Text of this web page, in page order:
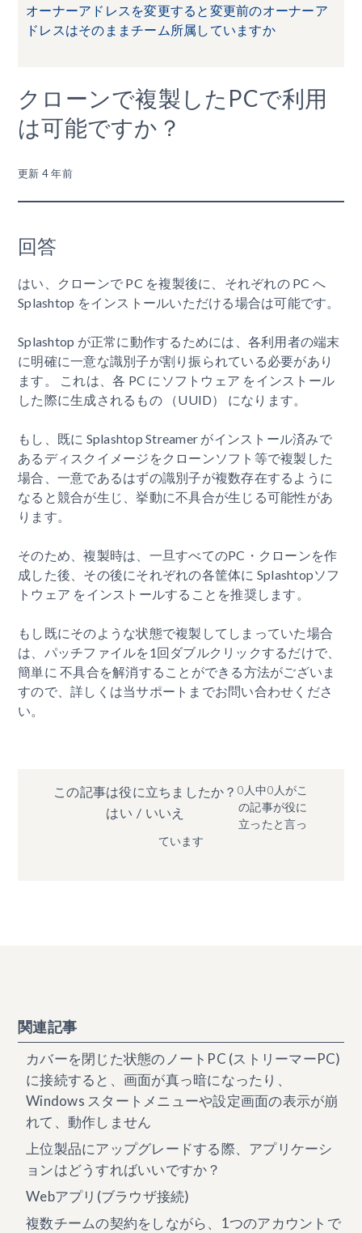
オーナーアドレスを変更すると変更前のオーナーア
ドレスはそのままチーム所属していますか
クローンで複製したPCで利用
は可能ですか？
更新 4 年前
回答
はい、クローンで PC を複製後に、それぞれの PC へ
Splashtop をインストールいただける場合は可能です。
Splashtop が正常に動作するためには、各利用者の端末
に明確に一意な識別子が割り振られている必要があり
ます。 これは、各 PC にソフトウェア をインストール
した際に生成されるもの （UUID） になります。
もし、既に Splashtop Streamer がインストール済みで
あるディスクイメージをクローンソフト等で複製した
場合、一意であるはずの識別子が複数存在するように
なると競合が生じ、挙動に不具合が生じる可能性があ
ります。
そのため、複製時は、一旦すべてのPC・クローンを作
成した後、その後にそれぞれの各筐体に Splashtopソフ
トウェア をインストールすることを推奨します。
もし既にそのような状態で複製してしまっていた場合
は、パッチファイルを1回ダブルクリックするだけで、
簡単に 不具合を解消することができる方法がございま
すので、詳しくは当サポートまでお問い合わせくださ
い。
この記事は役に立ちましたか？
はい / いいえ
0人中0人がこ
の記事が役に
立ったと言っ
ています
関連記事
カバーを閉じた状態のノートPC (ストリーマーPC)
に接続すると、画面が真っ暗になったり、
Windows スタートメニューや設定画面の表示が崩
れて、動作しません
上位製品にアップグレードする際、アプリケーシ
ョンはどうすればいいですか？
Webアプリ(ブラウザ接続)
複数チームの契約をしながら、1つのアカウントで